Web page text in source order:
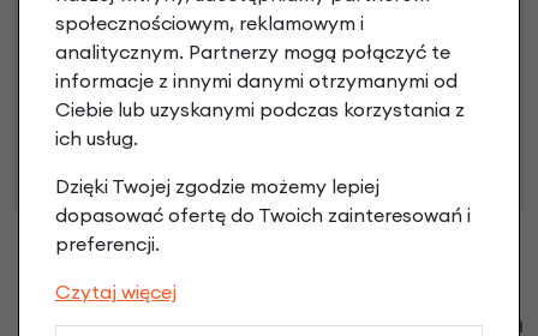
Niniejsza propozycja nie stanowi oferty w rozumieniu art.
66 Kodeksu Cywilnego. Ostateczna decyzja o warunkach
i przyznaniu kredytu zostanie podjęta po ocenie
Klienci zadali następujące pytania o ten
społecznościowym, reklamowym i
analitycznym. Partnerzy mogą połączyć te
informacje z innymi danymi otrzymanymi od
Ciebie lub uzyskanymi podczas korzystania z
ich usług.
Dzięki Twojej zgodzie możemy lepiej
dopasować ofertę do Twoich zainteresowań i
preferencji.
Czytaj więcej